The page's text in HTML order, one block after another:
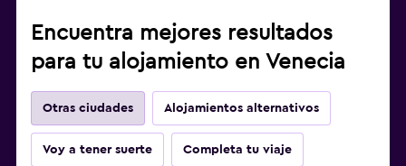
Encuentra mejores resultados
para tu alojamiento en Venecia
Otras ciudades Alojamientos alternativos
Voy a tener suerte Completa tu viaje